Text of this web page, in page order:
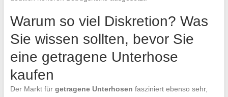
Warum so viel Diskretion? Was
Sie wissen sollten, bevor Sie
eine getragene Unterhose
kaufen
Der Markt für getragene Unterhosen fasziniert ebenso sehr,